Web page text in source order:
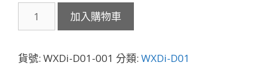
D01-
紡
加入購物車
貨號: WXDi-D01-001 分類: WXDi-D01